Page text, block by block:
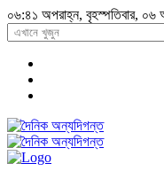
০৬:৪১ অপরাহ্ন, বৃহস্পতিবার, ০৬